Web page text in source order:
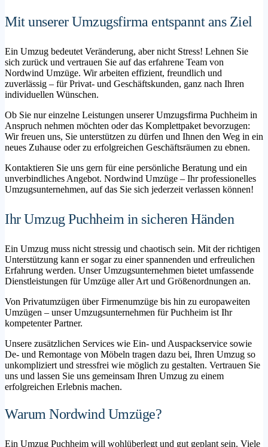
Mit unserer Umzugsfirma entspannt ans Ziel
Ein Umzug bedeutet Veränderung, aber nicht Stress! Lehnen Sie
sich zurück und vertrauen Sie auf das erfahrene Team von
Nordwind Umzüge. Wir arbeiten effizient, freundlich und
zuverlässig – für Privat- und Geschäftskunden, ganz nach Ihren
individuellen Wünschen.
Ob Sie nur einzelne Leistungen unserer Umzugsfirma Puchheim in
Anspruch nehmen möchten oder das Komplettpaket bevorzugen:
Wir freuen uns, Sie unterstützen zu dürfen und Ihnen den Weg in ein
neues Zuhause oder zu erfolgreichen Geschäftsräumen zu ebnen.
Kontaktieren Sie uns gern für eine persönliche Beratung und ein
unverbindliches Angebot. Nordwind Umzüge – Ihr professionelles
Umzugsunternehmen, auf das Sie sich jederzeit verlassen können!
Ihr Umzug Puchheim in sicheren Händen
Ein Umzug muss nicht stressig und chaotisch sein. Mit der richtigen
Unterstützung kann er sogar zu einer spannenden und erfreulichen
Erfahrung werden. Unser Umzugsunternehmen bietet umfassende
Dienstleistungen für Umzüge aller Art und Größenordnungen an.
Von Privatumzügen über Firmenumzüge bis hin zu europaweiten
Umzügen – unser Umzugsunternehmen für Puchheim ist Ihr
kompetenter Partner.
Unsere zusätzlichen Services wie Ein- und Auspackservice sowie
De- und Remontage von Möbeln tragen dazu bei, Ihren Umzug so
unkompliziert und stressfrei wie möglich zu gestalten. Vertrauen Sie
uns und lassen Sie uns gemeinsam Ihren Umzug zu einem
erfolgreichen Erlebnis machen.
Warum Nordwind Umzüge?
Ein Umzug Puchheim will wohlüberlegt und gut geplant sein. Viele